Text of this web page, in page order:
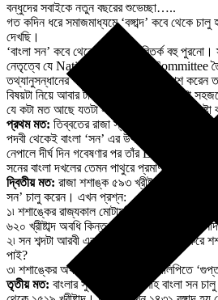
বন্ধুদের সবাইকে নতুন বছরের শুভেচ্ছা…..
গত কদিন ধরে সমাজমাধ্যমে ‘বঙ্গাব্দ’ কবে থেকে
দেখছি।
‘বাংলা সন’ কবে থেকে চালু হল এ বিতর্ক বহু পুরনো।
নেতৃত্বে যে National Calender Committee তৈরী
তথ্যানুসন্ধানের পর যে যুক্তিপূর্ণ রিপোর্ট পেশ করেন
বিষয়টা নিয়ে আবার টানাপোড়েন হচ্ছে। কারণটা
যে কটা মত আছে যতটা সম্ভব সহজ করে বলার চেষ্টা
প্রথম মত: তিব্বতের রাজা স্রং সন একসময়
পদবী থেকেই বাংলা ‘সন’ এর উৎপত্তি। এই মতের
নেপালে দীর্ঘ দিন গবেষণার পর তাঁর Le Nepal
সনের বাংলা দখলের তেমন পাথুরে প্রমাণ বিশেষ নেই।
দ্বিতীয় মত: রাজা শশাঙ্ক ৫৯৩ খ্রীষ্টাব্দে সিংহাসনে
সন’ চালু করেন। এখন প্রশ্ন:
১৷ শশাঙ্কের রাজ্যকাল মোটামুটি ৫৯০-৯২ থেকে ৬১২-
৬২০ খ্রীষ্টাব্দ অবধি কিন্তু রাজ্যাভিষেকের কোনও
২৷ সন শব্দটা আরবী এবং সাল শব্দটা ফার্সী। কী
পাই?
৩৷ শশাঙ্কের অধীনস্থ মাধবাচার্যের শিলালিপিতে
তৃতীয় মত: বাংলার সুলতান হোসেন শাহ বাংলা সন